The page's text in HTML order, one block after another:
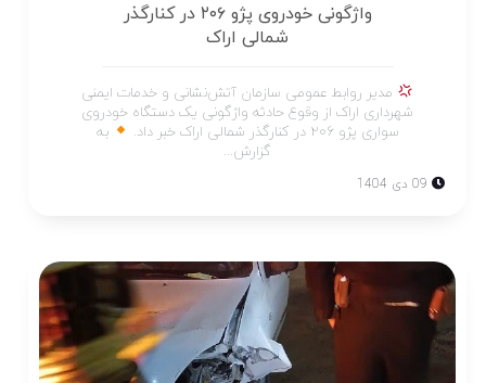
واژگونی خودروی پژو ۲۰۶ در کنارگذر
شمالی اراک
مدیر روابط عمومی سازمان آتش‌نشانی و خدمات ایمنی
شهرداری اراک از وقوع حادثه واژگونی یک دستگاه خودروی
سواری پژو ۲۰۶ در کنارگذر شمالی اراک خبر داد.
به
گزارش...
09 دی 1404